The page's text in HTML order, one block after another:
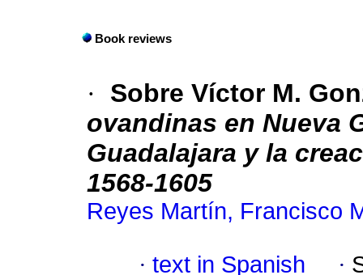
Book reviews
·
Sobre Víctor M.
ovandinas en Nueva
Guadalajara y la
1568-1605
Reyes Martín, Francisco
· text in Spanish ·